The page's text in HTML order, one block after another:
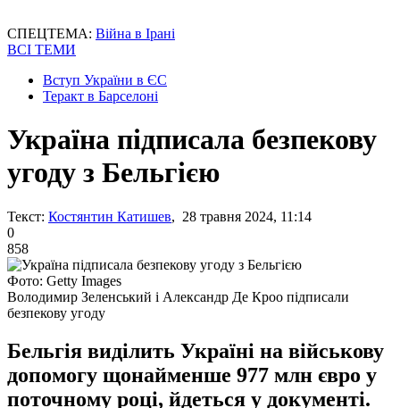
СПЕЦТЕМА: Війна в Ірані
ВСІ ТЕМИ
Вступ України в ЄС
Теракт в Барселоні
Україна підписала безпекову
угоду з Бельгією
Текст: Костянтин Катишев, 28 травня 2024, 11:14
0
858
Фото: Getty Images
Володимир Зеленський і Александр Де Кроо підписали
безпекову угоду
Бельгія виділить Україні на військову
допомогу щонайменше 977 млн євро у
поточному році, йдеться у документі.